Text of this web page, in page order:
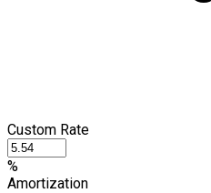
Custom Rate
%
Amortization